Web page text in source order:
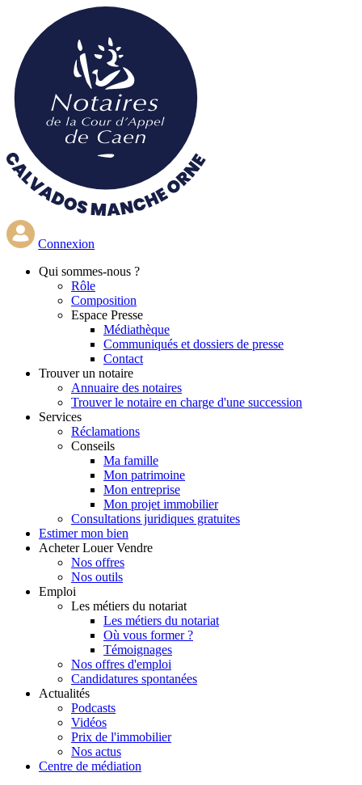
contenu
principal
Connexion
Qui sommes-nous ?
Rôle
Composition
Espace Presse
Médiathèque
Communiqués et dossiers de presse
Contact
Trouver un notaire
Annuaire des notaires
Trouver le notaire en charge d'une succession
Services
Réclamations
Conseils
Ma famille
Mon patrimoine
Mon entreprise
Mon projet immobilier
Consultations juridiques gratuites
Estimer mon bien
Acheter Louer Vendre
Nos offres
Nos outils
Emploi
Les métiers du notariat
Les métiers du notariat
Où vous former ?
Témoignages
Nos offres d'emploi
Candidatures spontanées
Actualités
Podcasts
Vidéos
Prix de l'immobilier
Nos actus
Centre de médiation